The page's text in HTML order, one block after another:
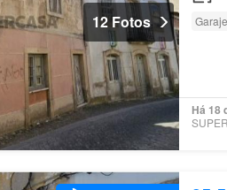
12 Fotos
Há 18